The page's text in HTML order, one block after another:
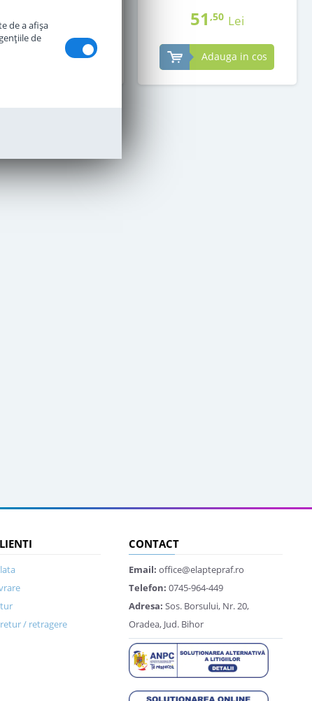
37
Adauga in cos
51 ,50 Lei
Adauga in cos
/ retragere
CONTACT
Email: office@elaptepraf.ro
Telefon: 0745-964-449
Adresa: Sos. Borsului, Nr. 20,
Oradea, Jud. Bihor
de a afişa
de